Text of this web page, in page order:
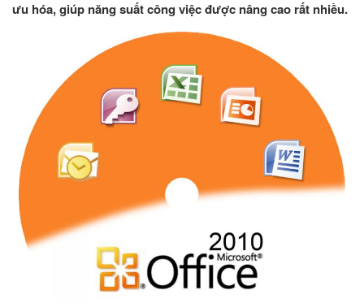
ưu hóa, giúp năng suất công việc được nâng cao rất nhiều.